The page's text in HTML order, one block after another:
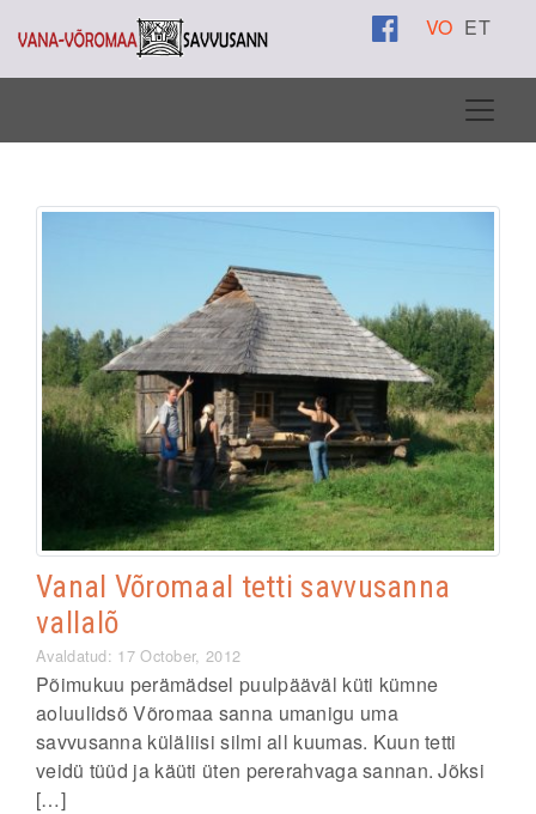
VO ET
Vanal Võromaal tetti savvusanna
vallalõ
Avaldatud: 17 October, 2012
Põimukuu perämädsel puulpääväl küti kümne
aoluulidsõ Võromaa sanna umanigu uma
savvusanna küläliisi silmi all kuumas. Kuun tetti
veidü tüüd ja käüti üten pererahvaga sannan. Jõksi
[…]